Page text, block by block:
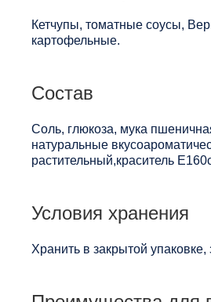
Кетчупы, томатные соусы,
картофельные.
Состав
Соль, глюкоза, мука
натуральные
растительный,краситель
Условия хранения
Хранить в закрытой